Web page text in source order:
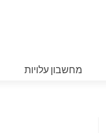
מחשבון עלויות